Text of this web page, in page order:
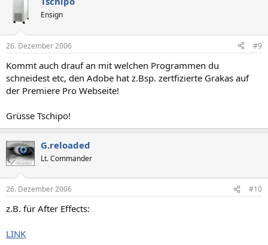
Ensign
26. Dezember 2006 #9
Kommt auch drauf an mit welchen Programmen du
schneidest etc, den Adobe hat z.Bsp. zertfizierte Grakas auf
der Premiere Pro Webseite!
Grüsse Tschipo!
G.reloaded
Lt. Commander
26. Dezember 2006 #10
z.B. für After Effects:
LINK